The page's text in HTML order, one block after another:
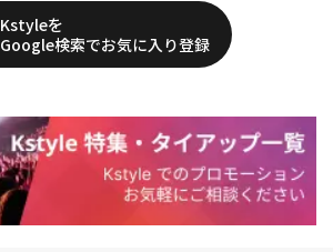
Kstyleを
Google検索でお気に入り登録